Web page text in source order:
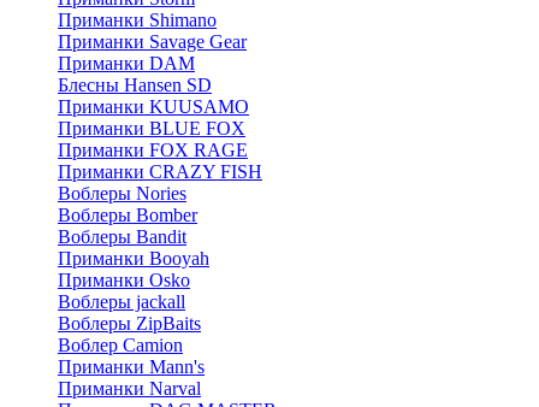
Приманки Shimano
Приманки Savage Gear
Приманки DAM
Блесны Hansen SD
Приманки KUUSAMO
Приманки BLUE FOX
Приманки FOX RAGE
Приманки CRAZY FISH
Воблеры Nories
Воблеры Bomber
Воблеры Bandit
Приманки Booyah
Приманки Osko
Воблеры jackall
Воблеры ZipBaits
Воблер Camion
Приманки Mann's
Приманки Narval